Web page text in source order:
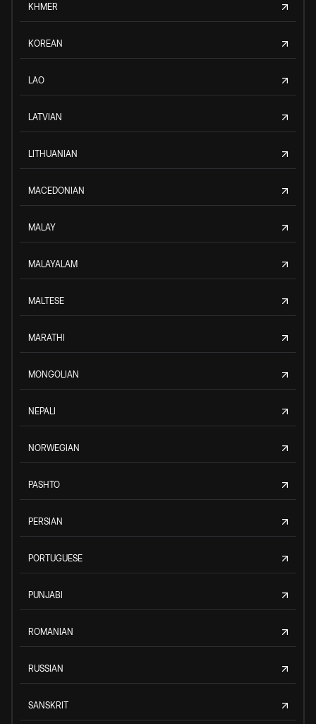
KHMER
KOREAN
LAO
LATVIAN
LITHUANIAN
MACEDONIAN
MALAY
MALAYALAM
MALTESE
MARATHI
MONGOLIAN
NEPALI
NORWEGIAN
PASHTO
PERSIAN
PORTUGUESE
PUNJABI
ROMANIAN
RUSSIAN
SANSKRIT